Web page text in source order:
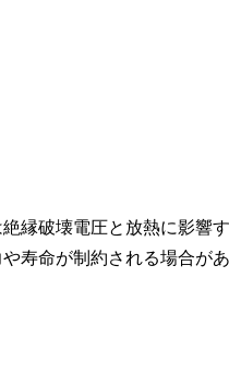
縁破壊電圧と放熱に影響
寿命が制約される場合が